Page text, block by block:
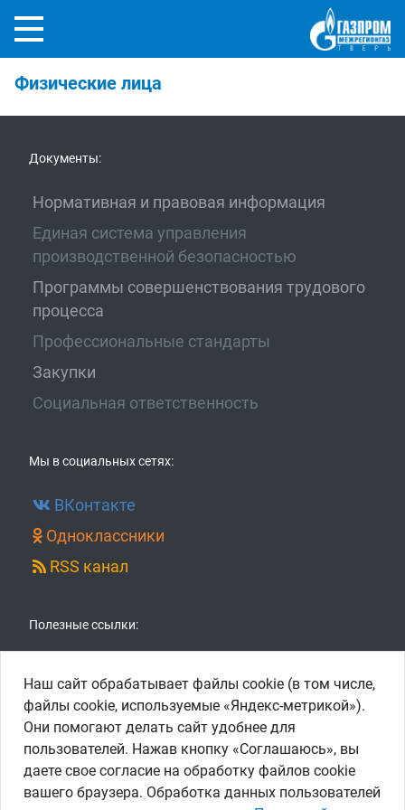
Физические лица
Наш сайт обрабатывает файлы cookie (в том числе,
файлы cookie, используемые «Яндекс-метрикой»).
Они помогают делать сайт удобнее для
пользователей. Нажав кнопку «Соглашаюсь», вы
даете свое согласие на обработку файлов cookie
вашего браузера. Обработка данных пользователей
Документы:
Нормативная и правовая информация
Единая система управления
производственной безопасностью
Программы совершенствования трудового
процесса
Профессиональные стандарты
Закупки
Социальная ответственность
Мы в социальных сетях:
ВКонтакте
Одноклассники
RSS канал
Полезные ссылки:
ООО «Газпром межрегионгаз»
АО «Газпром газораспределение Тверь»
АО «Газпром газораспределение»
АО «СОГАЗ»